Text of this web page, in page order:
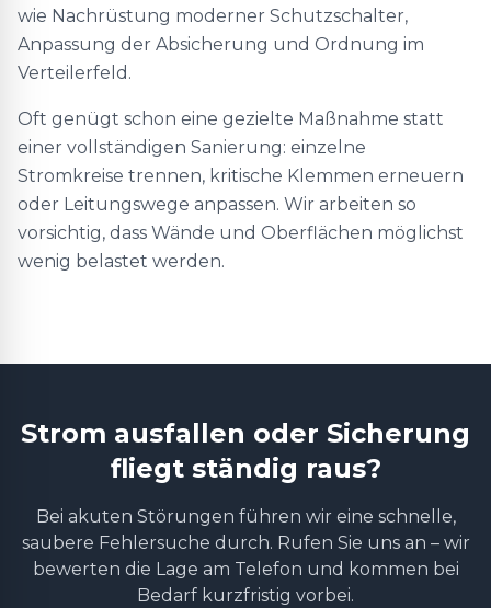
wie Nachrüstung moderner Schutzschalter,
Anpassung der Absicherung und Ordnung im
Verteilerfeld.
Oft genügt schon eine gezielte Maßnahme statt
einer vollständigen Sanierung: einzelne
Stromkreise trennen, kritische Klemmen erneuern
oder Leitungswege anpassen. Wir arbeiten so
vorsichtig, dass Wände und Oberflächen möglichst
wenig belastet werden.
Strom ausfallen oder Sicherung
fliegt ständig raus?
Bei akuten Störungen führen wir eine schnelle,
saubere Fehlersuche durch. Rufen Sie uns an – wir
bewerten die Lage am Telefon und kommen bei
Bedarf kurzfristig vorbei.